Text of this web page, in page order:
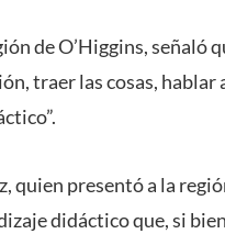
de O’Higgins, señaló
traer las cosas, hablar
quien presentó a la
didáctico que, si